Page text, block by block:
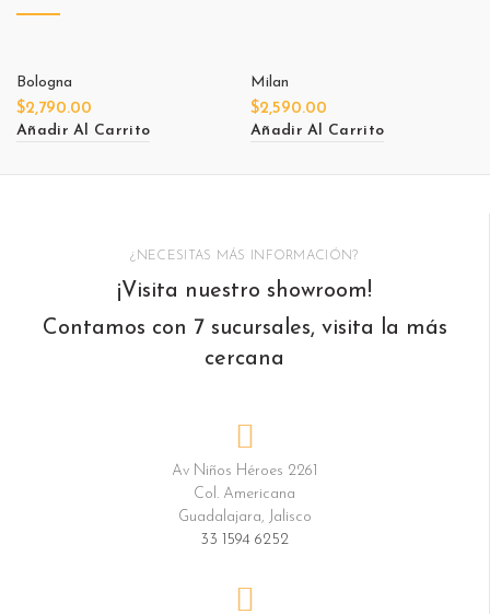
Bologna
$2,790.00
Añadir Al Carrito
Milan
$2,590.00
Añadir Al Carrito
¿NECESITAS MÁS INFORMACIÓN?
¡Visita nuestro showroom!
Contamos con 7 sucursales, visita la más
cercana
Av Niños Héroes 2261
Col. Americana
Guadalajara, Jalisco
33 1594 6252